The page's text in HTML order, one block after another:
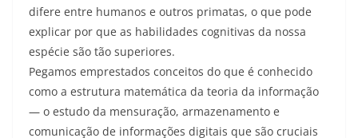
difere entre humanos e outros primatas, o que pode
explicar por que as habilidades cognitivas da nossa
espécie são tão superiores.
Pegamos emprestados conceitos do que é conhecido
como a estrutura matemática da teoria da informação
— o estudo da mensuração, armazenamento e
comunicação de informações digitais que são cruciais